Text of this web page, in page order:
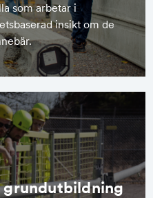
som arbetar i
insikt om de
grundutbildning